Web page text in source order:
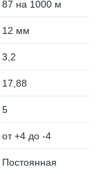
87 на 1000 м
12 мм
3,2
17,88
5
от +4 до -4
Постоянная